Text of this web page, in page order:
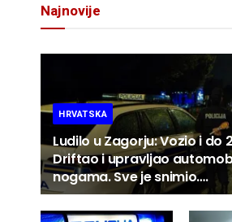
Najnovije
HRVATSKA
Ludilo u Zagorju: Vozio i do
Driftao i upravljao
nogama. Sve je snimio….